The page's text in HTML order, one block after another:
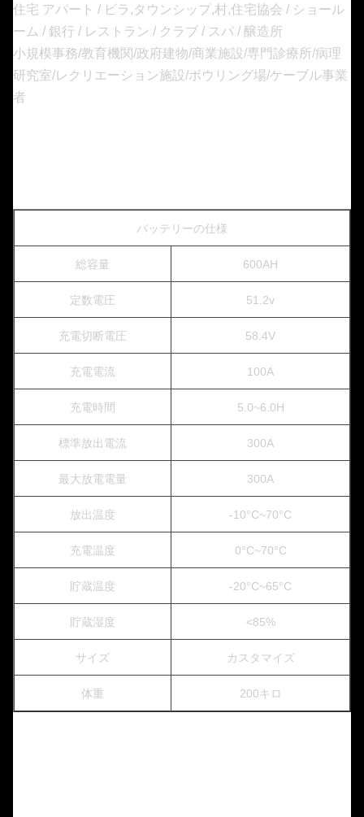
住宅 アパート / ビラ,タウンシップ,村,住宅協会 / ショール
ーム / 銀行 / レストラン / クラブ / スパ / 醸造所
小規模事務/教育機関/政府建物/商業施設/専門診療所/病理
研究室/レクリエーション施設/ボウリング場/ケーブル事業
者
バッテリーの仕様
総容量 600AH
定数電圧 51.2v
充電切断電圧 58.4V
充電電流 100A
充電時間 5.0~6.0H
標準放出電流 300A
最大放電電量 300A
放出温度 -10°C~70°C
充電温度 0°C~70°C
貯蔵温度 -20°C~65°C
貯蔵湿度 <85%
サイズ カスタマイズ
体重 200キロ